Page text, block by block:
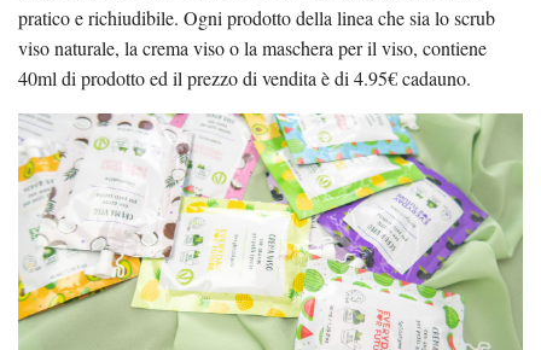
pratico e richiudibile. Ogni prodotto della linea che sia lo scrub
viso naturale, la crema viso o la maschera per il viso, contiene
40ml di prodotto ed il prezzo di vendita è di 4.95€ cadauno.